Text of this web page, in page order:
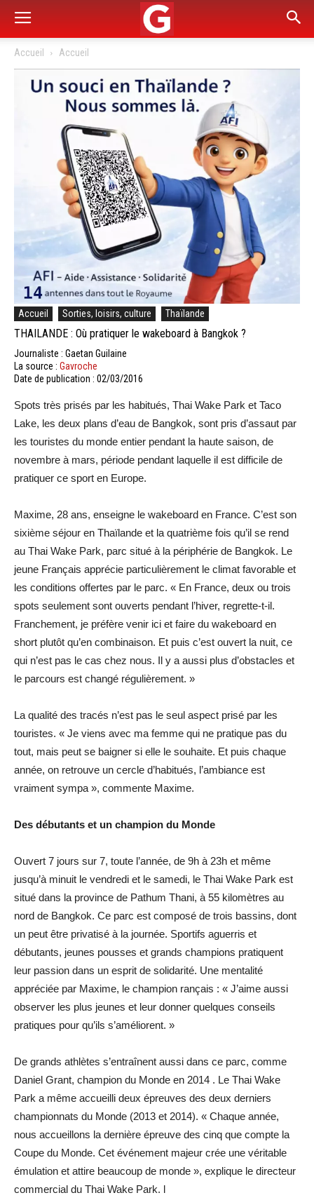
Accueil Accueil
Accueil Sorties, loisirs, culture Thaïlande
THAILANDE : Où pratiquer le wakeboard à Bangkok ?
Journaliste : Gaetan Guilaine
La source : Gavroche
Date de publication : 02/03/2016
Spots très prisés par les habitués, Thai Wake Park et Taco
Lake, les deux plans d’eau de Bangkok, sont pris d’assaut par
les touristes du monde entier pendant la haute saison, de
novembre à mars, période pendant laquelle il est difficile de
pratiquer ce sport en Europe.
Maxime, 28 ans, enseigne le wakeboard en France. C’est son
sixième séjour en Thaïlande et la quatrième fois qu’il se rend
au Thai Wake Park, parc situé à la périphérie de Bangkok. Le
jeune Français apprécie particulièrement le climat favorable et
les conditions offertes par le parc. « En France, deux ou trois
spots seulement sont ouverts pendant l’hiver, regrette-t-il.
Franchement, je préfère venir ici et faire du wakeboard en
short plutôt qu’en combinaison. Et puis c’est ouvert la nuit, ce
qui n’est pas le cas chez nous. Il y a aussi plus d’obstacles et
le parcours est changé régulièrement. »
La qualité des tracés n’est pas le seul aspect prisé par les
touristes. « Je viens avec ma femme qui ne pratique pas du
tout, mais peut se baigner si elle le souhaite. Et puis chaque
année, on retrouve un cercle d’habitués, l’ambiance est
vraiment sympa », commente Maxime.
Des débutants et un champion du Monde
Ouvert 7 jours sur 7, toute l’année, de 9h à 23h et même
jusqu’à minuit le vendredi et le samedi, le Thai Wake Park est
situé dans la province de Pathum Thani, à 55 kilomètres au
nord de Bangkok. Ce parc est composé de trois bassins, dont
un peut être privatisé à la journée. Sportifs aguerris et
débutants, jeunes pousses et grands champions pratiquent
leur passion dans un esprit de solidarité. Une mentalité
appréciée par Maxime, le champion rançais : « J’aime aussi
observer les plus jeunes et leur donner quelques conseils
pratiques pour qu’ils s’améliorent. »
De grands athlètes s’entraînent aussi dans ce parc, comme
Daniel Grant, champion du Monde en 2014 . Le Thai Wake
Park a même accueilli deux épreuves des deux derniers
championnats du Monde (2013 et 2014). « Chaque année,
nous accueillons la dernière épreuve des cinq que compte la
Coupe du Monde. Cet événement majeur crée une véritable
émulation et attire beaucoup de monde », explique le directeur
commercial du Thai Wake Park. l